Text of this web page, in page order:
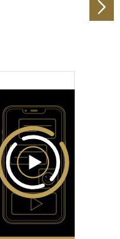
möglicherweise mit
ihnen bereitgestellt